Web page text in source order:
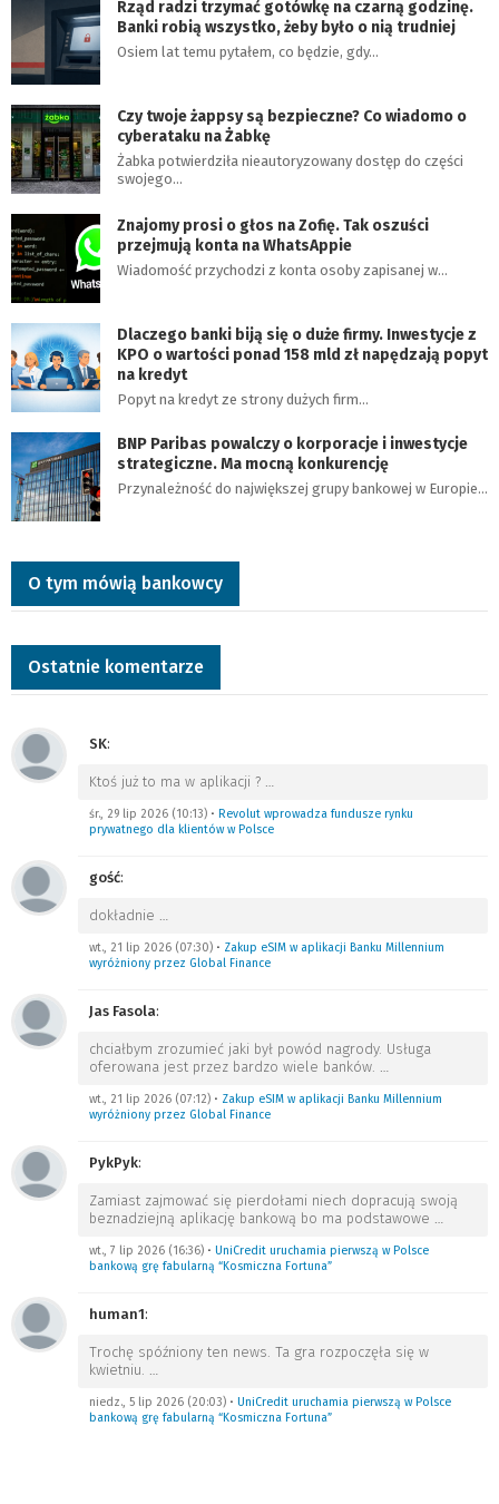
Rząd radzi trzymać gotówkę na czarną godzinę.
Banki robią wszystko, żeby było o nią trudniej
Osiem lat temu pytałem, co będzie, gdy…
Czy twoje żappsy są bezpieczne? Co wiadomo o
cyberataku na Żabkę
Żabka potwierdziła nieautoryzowany dostęp do części
swojego…
Znajomy prosi o głos na Zofię. Tak oszuści
przejmują konta na WhatsAppie
Wiadomość przychodzi z konta osoby zapisanej w…
Dlaczego banki biją się o duże firmy. Inwestycje z
KPO o wartości ponad 158 mld zł napędzają popyt
na kredyt
Popyt na kredyt ze strony dużych firm…
BNP Paribas powalczy o korporacje i inwestycje
strategiczne. Ma mocną konkurencję
Przynależność do największej grupy bankowej w Europie…
O tym mówią bankowcy
Ostatnie komentarze
SK:
Ktoś już to ma w aplikacji ? …
śr., 29 lip 2026 (10:13) • Revolut wprowadza fundusze rynku
prywatnego dla klientów w Polsce
gość:
dokładnie …
wt., 21 lip 2026 (07:30) • Zakup eSIM w aplikacji Banku Millennium
wyróżniony przez Global Finance
Jas Fasola:
chciałbym zrozumieć jaki był powód nagrody. Usługa
oferowana jest przez bardzo wiele banków. …
wt., 21 lip 2026 (07:12) • Zakup eSIM w aplikacji Banku Millennium
wyróżniony przez Global Finance
PykPyk:
Zamiast zajmować się pierdołami niech dopracują swoją
beznadziejną aplikację bankową bo ma podstawowe …
wt., 7 lip 2026 (16:36) • UniCredit uruchamia pierwszą w Polsce
bankową grę fabularną “Kosmiczna Fortuna”
human1:
Trochę spóźniony ten news. Ta gra rozpoczęła się w
kwietniu. …
niedz., 5 lip 2026 (20:03) • UniCredit uruchamia pierwszą w Polsce
bankową grę fabularną “Kosmiczna Fortuna”